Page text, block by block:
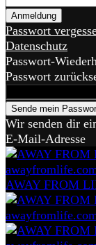
Passwort
Datenschutz
Passwort-
Passwort
Wir senden dir
E-Mail-Adresse
AWAY FROM